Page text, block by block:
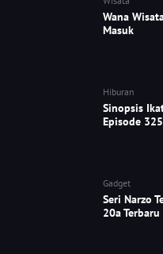
Wana
Masuk
Hiburan
Sinopsis
Episode 325
Gadget
Seri Narzo
20a Terbaru